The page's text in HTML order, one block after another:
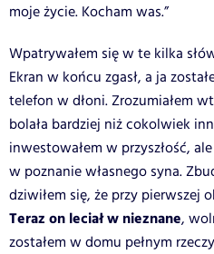
moje życie. Kocham was.”
Wpatrywałem się w te kilka
Ekran w końcu zgasł, a ja
telefon w dłoni. Zrozumiałem
bolała bardziej niż cokolwiek
inwestowałem w przyszłość,
w poznanie własnego syna.
dziwiłem się, że przy pierwszej
Teraz on leciał w nieznane,
zostałem w domu pełnym